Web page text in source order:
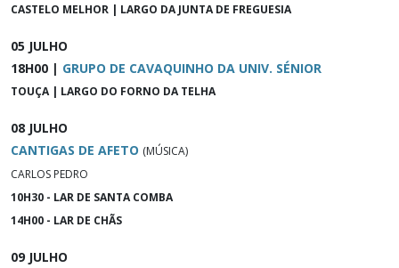
CASTELO MELHOR | LARGO DA JUNTA DE FREGUESIA
05 JULHO
18H00 | GRUPO DE CAVAQUINHO DA UNIV. SÉNIOR
TOUÇA | LARGO DO FORNO DA TELHA
08 JULHO
CANTIGAS DE AFETO (MÚSICA)
CARLOS PEDRO
10H30 - LAR DE SANTA COMBA
14H00 - LAR DE CHÃS
09 JULHO